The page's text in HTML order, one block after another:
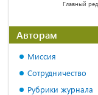
Главный
Авторам
Миссия
Сотрудничество
Рубрики журнала